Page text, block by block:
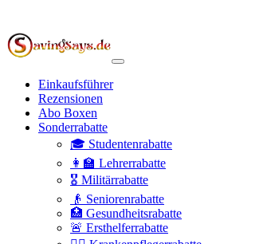
Einkaufsführer
Rezensionen
Abo Boxen
Sonderrabatte
🎓 Studentenrabatte
👩‍🏫 Lehrerrabatte
🎖️ Militärrabatte
👴 Seniorenrabatte
🏥 Gesundheitsrabatte
🚨 Ersthelferrabatte